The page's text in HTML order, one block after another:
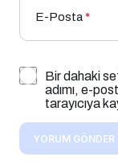
E-Posta*
Bir dahaki
adımı, e-
tarayıcıya
YORUM GÖNDER